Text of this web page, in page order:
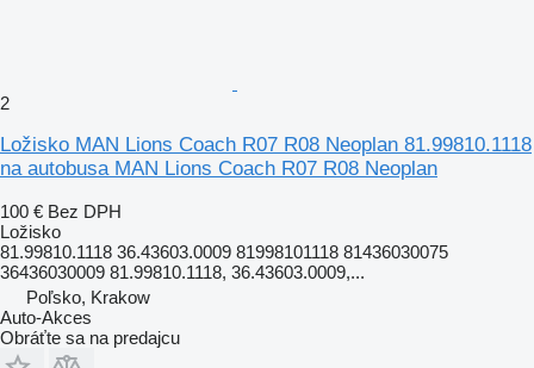
2
Ložisko MAN Lions Coach R07 R08 Neoplan 81.99810.1118
na autobusa MAN Lions Coach R07 R08 Neoplan
100 € Bez DPH
Ložisko
81.99810.1118 36.43603.0009 81998101118 81436030075
36436030009 81.99810.1118, 36.43603.0009,...
Poľsko, Krakow
Auto-Akces
Obráťte sa na predajcu